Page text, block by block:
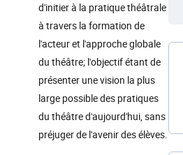
d'initier à la pratique théâtrale
à travers la formation de
l'acteur et l'approche globale
du théâtre; l'objectif étant de
présenter une vision la plus
large possible des pratiques
du théâtre d'aujourd'hui, sans
préjuger de l'avenir des élèves.